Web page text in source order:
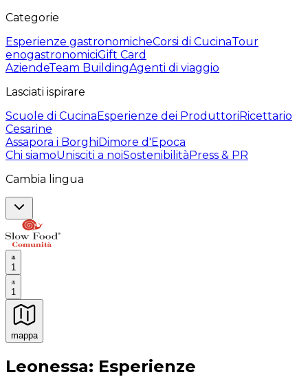
Categorie
Esperienze gastronomicheCorsi di CucinaTour
enogastronomiciGift Card
AziendeTeam BuildingAgenti di viaggio
Lasciati ispirare
Scuole di CucinaEsperienze dei ProduttoriRicettario
Cesarine
Assapora i BorghiDimore d'Epoca
Chi siamoUnisciti a noiSostenibilitàPress & PR
Cambia lingua
1
1
mappa
Esperienze culinarie indimenticabili: Esperienze
Leonessa: Esperienze